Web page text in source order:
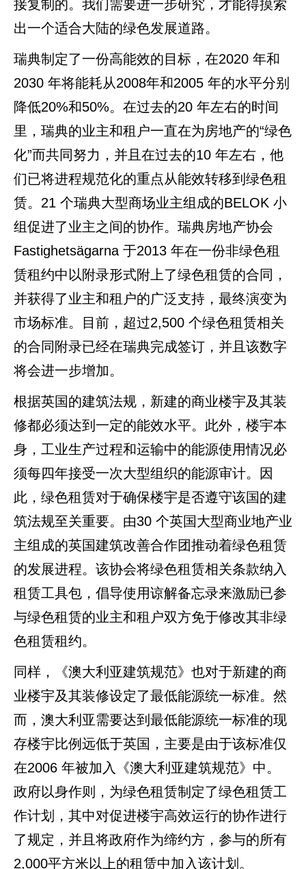
接复制的。我们需要进一步研究，才能得摸索
出一个适合大陆的绿色发展道路。
瑞典制定了一份高能效的目标，在2020 年和
2030 年将能耗从2008年和2005 年的水平分别
降低20%和50%。在过去的20 年左右的时间
里，瑞典的业主和租户一直在为房地产的“绿色
化”而共同努力，并且在过去的10 年左右，他
们已将进程规范化的重点从能效转移到绿色租
赁。21 个瑞典大型商场业主组成的BELOK 小
组促进了业主之间的协作。瑞典房地产协会
Fastighetsägarna 于2013 年在一份非绿色租
赁租约中以附录形式附上了绿色租赁的合同，
并获得了业主和租户的广泛支持，最终演变为
市场标准。目前，超过2,500 个绿色租赁相关
的合同附录已经在瑞典完成签订，并且该数字
将会进一步增加。
根据英国的建筑法规，新建的商业楼宇及其装
修都必须达到一定的能效水平。此外，楼宇本
身，工业生产过程和运输中的能源使用情况必
须每四年接受一次大型组织的能源审计。因
此，绿色租赁对于确保楼宇是否遵守该国的建
筑法规至关重要。由30 个英国大型商业地产业
主组成的英国建筑改善合作团推动着绿色租赁
的发展进程。该协会将绿色租赁相关条款纳入
租赁工具包，倡导使用谅解备忘录来激励已参
与绿色租赁的业主和租户双方免于修改其非绿
色租赁租约。
同样，《澳大利亚建筑规范》也对于新建的商
业楼宇及其装修设定了最低能源统一标准。然
而，澳大利亚需要达到最低能源统一标准的现
存楼宇比例远低于英国，主要是由于该标准仅
在2006 年被加入《澳大利亚建筑规范》中。
政府以身作则，为绿色租赁制定了绿色租赁工
作计划，其中对促进楼宇高效运行的协作进行
了规定，并且将政府作为缔约方，参与的所有
2,000平方米以上的租赁中加入该计划。